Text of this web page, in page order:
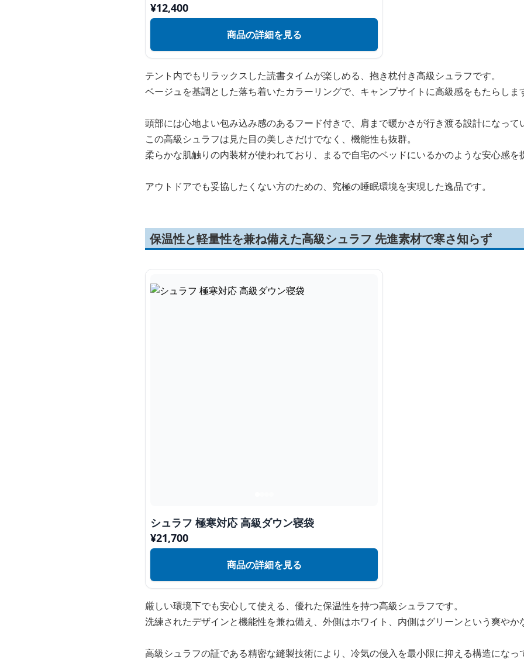
¥12,400
商品の詳細を見る
テント内でもリラックスした読書タイムが楽しめる、抱き枕付き高級シュラフです。
ベージュを基調とした落ち着いたカラーリングで、キャンプサイトに高級感をもたらしま
頭部には心地よい包み込み感のあるフード付きで、肩まで暖かさが行き渡る設計になって
この高級シュラフは見た目の美しさだけでなく、機能性も抜群。
柔らかな肌触りの内装材が使われており、まるで自宅のベッドにいるかのような安心感を
アウトドアでも妥協したくない方のための、究極の睡眠環境を実現した逸品です。
保温性と軽量性を兼ね備えた高級シュラフ 先進素材で寒さ知らず
シュラフ 極寒対応 高級ダウン寝袋
¥21,700
商品の詳細を見る
厳しい環境下でも安心して使える、優れた保温性を持つ高級シュラフです。
洗練されたデザインと機能性を兼ね備え、外側はホワイト、内側はグリーンという爽やか
高級シュラフの証である精密な縫製技術により、冷気の侵入を最小限に抑える構造になっ